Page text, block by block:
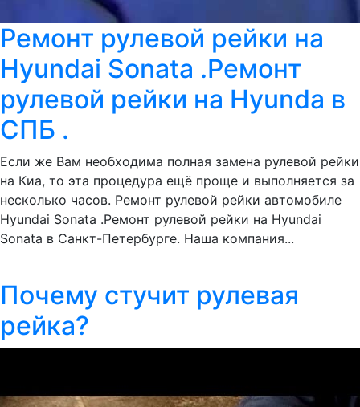
Ремонт рулевой рейки на
Hyundai Sonata .Ремонт
рулевой рейки на Hyunda в
СПБ .
Если же Вам необходима полная замена рулевой рейки
на Киа, то эта процедура ещё проще и выполняется за
несколько часов. Ремонт рулевой рейки автомобиле
Hyundai Sonata .Ремонт рулевой рейки на Hyundai
Sonata в Санкт-Петербурге. Наша компания...
Почему стучит рулевая
рейка?